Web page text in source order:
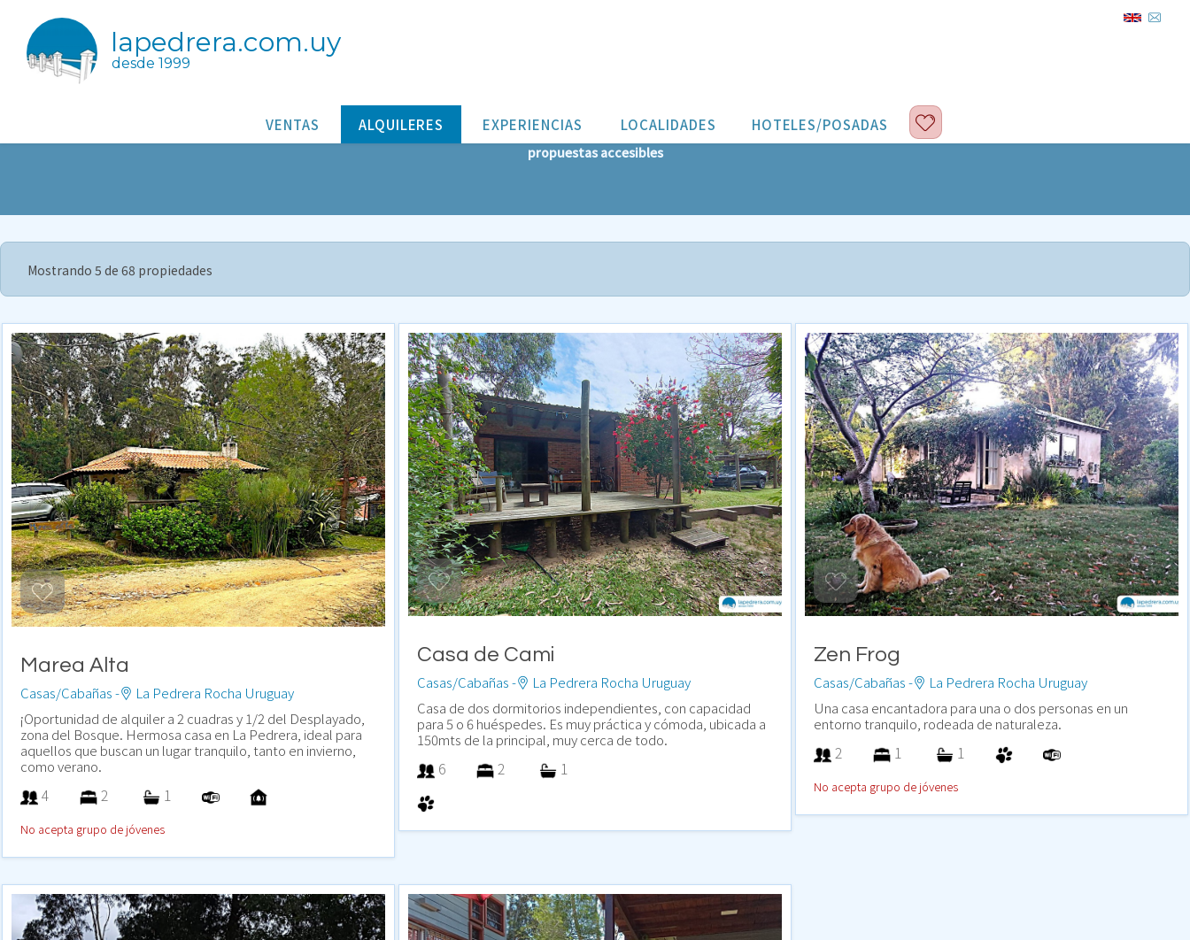
lapedrera.com.uy
desde 1999
VENTAS ALQUILERES EXPERIENCIAS LOCALIDADES HOTELES/POSADAS
CALIDAD/PRECIO
propuestas accesibles
Mostrando 5 de 68 propiedades
Marea Alta
Casas/Cabañas -
La Pedrera Rocha Uruguay
¡Oportunidad de alquiler a 2 cuadras y 1/2 del Desplayado,
zona del Bosque. Hermosa casa en La Pedrera, ideal para
aquellos que buscan un lugar tranquilo, tanto en invierno,
como verano.
4 2 1
No acepta grupo de jóvenes
Casa de Cami
Casas/Cabañas -
La Pedrera Rocha Uruguay
Casa de dos dormitorios independientes, con capacidad
para 5 o 6 huéspedes. Es muy práctica y cómoda, ubicada a
150mts de la principal, muy cerca de todo.
6 2 1
Zen Frog
Casas/Cabañas -
La Pedrera Rocha Uruguay
Una casa encantadora para una o dos personas en un
entorno tranquilo, rodeada de naturaleza.
2 1 1
No acepta grupo de jóvenes